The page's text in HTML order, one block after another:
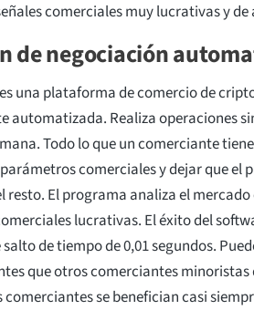
comerciales muy lucrativas y
de negociación
una plataforma de comercio de
automatizada. Realiza operaciones
Todo lo que un comerciante
comerciales y dejar que el
resto. El programa analiza el mercado
lucrativas. El éxito del
de tiempo de 0,01 segundos.
que otros comerciantes minoristas
comerciantes se benefician casi